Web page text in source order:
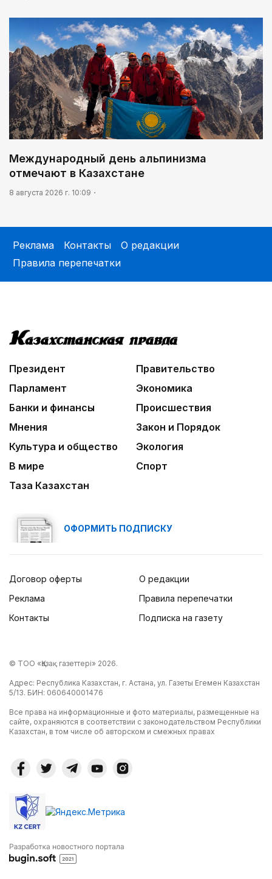
Международный день альпинизма
отмечают в Казахстане
8 августа 2026 г. 10:09
Реклама Контакты
О редакции
Правила перепечатки
Президент
Правительство
Парламент
Экономика
Банки и финансы
Происшествия
Мнения
Закон и Порядок
Культура и общество
Экология
В мире
Спорт
Таза Казахстан
ОФОРМИТЬ ПОДПИСКУ
Договор оферты
Реклама
Контакты
О редакции
Правила перепечатки
Подписка на газету
© ТОО «Қазақ газеттері» 2026.
Адрес: Республика Казахстан, г. Астана, ул. Газеты Егемен Казахстан
5/13. БИН: 060640001476
Все права на информационные и фото материалы, размещенные на
сайте, охраняются в соответствии с законодательством Республики
Казахстан, в том числе об авторском и смежных правах